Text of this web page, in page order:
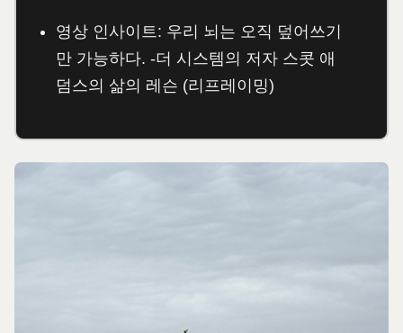
영상 인사이트: 우리 뇌는 오직 덮어쓰기
만 가능하다. -더 시스템의 저자 스콧 애
덤스의 삶의 레슨 (리프레이밍)